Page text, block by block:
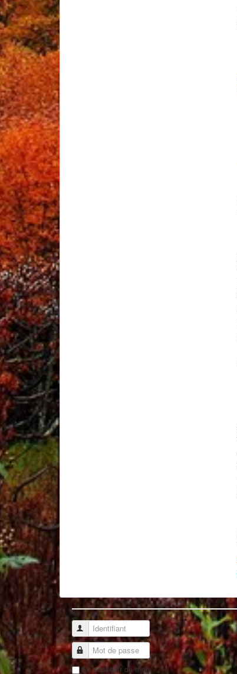
Identifiant
Mot de passe
Se souvenir de moi